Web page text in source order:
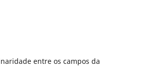
entre os campos da